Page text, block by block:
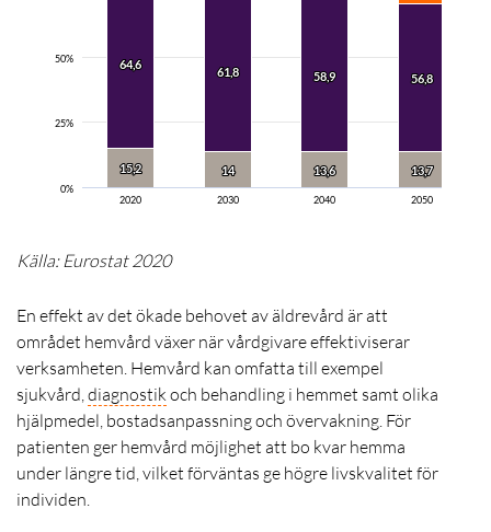
64,6
64,6
61,8
61,8 58,9
58,9 56,8
56,8
15,2
15,2 14
14 13,6
13,6 13,7
13,7
2020 2030 2040 2050
0%
25%
50%
Källa: Eurostat 2020
En effekt av det ökade behovet av äldrevård är att
området hemvård växer när vårdgivare effektiviserar
verksamheten. Hemvård kan omfatta till exempel
sjukvård, diagnostik och behandling i hemmet samt olika
hjälpmedel, bostadsanpassning och övervakning. För
patienten ger hemvård möjlighet att bo kvar hemma
under längre tid, vilket förväntas ge högre livskvalitet för
individen.